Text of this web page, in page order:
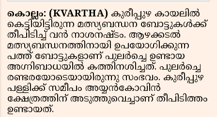
കൊല്ലം: (KVARTHA) കുരീപ്പുഴ കായലിൽ
കെട്ടിയിട്ടിരുന്ന മത്സ്യബന്ധന ബോട്ടുകൾക്ക്
തീപിടിച്ച് വൻ നാശനഷ്ടം. ആഴക്കടൽ
മത്സ്യബന്ധനത്തിനായി ഉപയോഗിക്കുന്ന
പത്ത് ബോട്ടുകളാണ് പുലർച്ചെ ഉണ്ടായ
അഗ്നിബാധയിൽ കത്തിനശിച്ചത്. പുലർച്ചെ
രണ്ടരയോടെയായിരുന്നു സംഭവം. കുരീപ്പുഴ
പള്ളിക്ക് സമീപം അയ്യൻകോവിൻ
ക്ഷേത്രത്തിന് അടുത്തുവെച്ചാണ് തീപിടിത്തം
ഉണ്ടായത്.